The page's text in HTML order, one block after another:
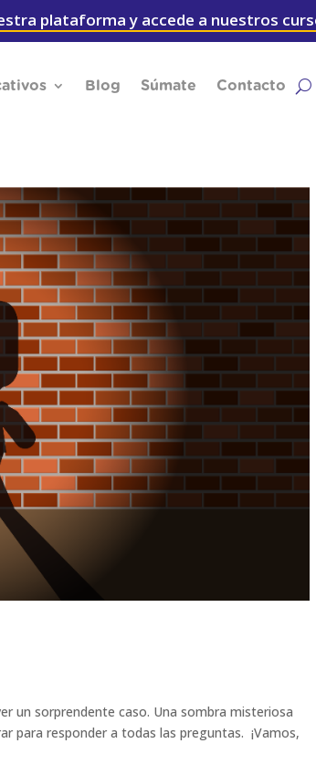
plataforma y accede a nuestros
Blog Súmate Contacto
un sorprendente caso. Una sombra misteriosa
para responder a todas las preguntas. ¡Vamos,